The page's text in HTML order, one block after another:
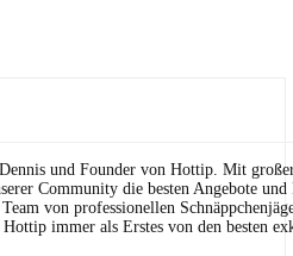
und Founder von Hottip. Mit
Community die besten Angebote und
von professionellen
immer als Erstes von den besten